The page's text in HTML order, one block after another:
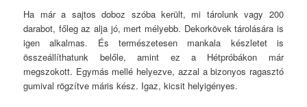
Ha már a sajtos doboz szóba került, mi tárolunk vagy 200
darabot, főleg az alja jó, mert mélyebb. Dekorkövek tárolására is
igen alkalmas. És természetesen mankala készletet is
összeállíthatunk belőle, amint ez a Hétpróbákon már
megszokott. Egymás mellé helyezve, azzal a bizonyos ragasztó
gumival rögzítve máris kész. Igaz, kicsit helyigényes.